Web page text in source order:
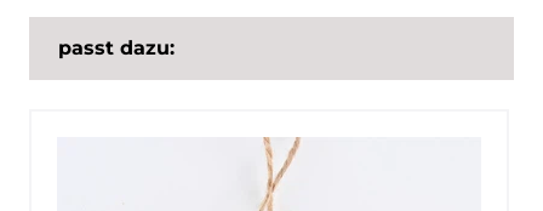
passt dazu: